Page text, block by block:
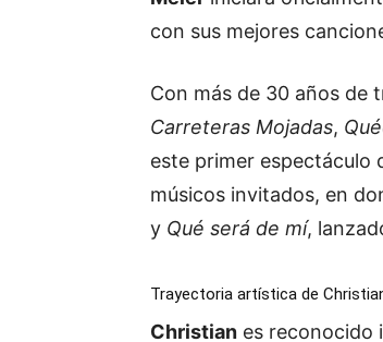
con sus mejores
Con más de 30 años de
Carreteras Mojadas,
este primer espectáculo
músicos invitados, en
y Qué será de mí,
Trayectoria artística de
Christian es reconocido